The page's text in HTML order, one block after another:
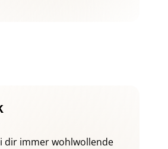
dir immer